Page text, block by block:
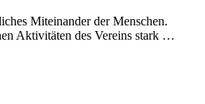
Miteinander der Menschen.
Aktivitäten des Vereins stark …